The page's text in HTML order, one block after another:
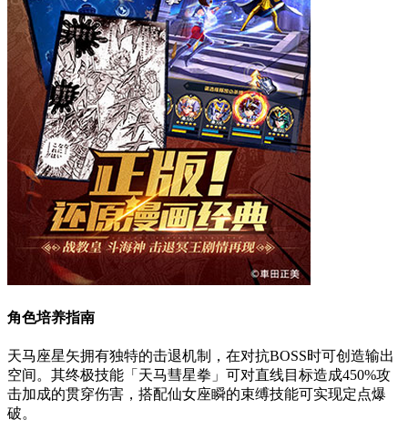
角色培养指南
天马座星矢拥有独特的击退机制，在对抗BOSS时可创造输出
空间。其终极技能「天马彗星拳」可对直线目标造成450%攻
击加成的贯穿伤害，搭配仙女座瞬的束缚技能可实现定点爆
破。